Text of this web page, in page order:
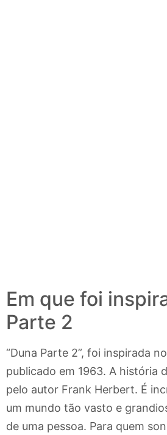
Em que foi
Parte 2
“Duna Parte 2”, foi inspirada
publicado em 1963. A história
pelo autor Frank Herbert. É
um mundo tão vasto e
de uma pessoa. Para quem